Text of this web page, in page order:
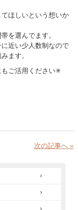
ほしいという想いか
を選んでます。
近い少人数制なので
ます。
もご活用ください✳︎
次の記事へ »